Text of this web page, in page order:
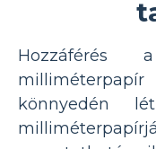
Hozzáférés
milliméterpapír
könnyedén